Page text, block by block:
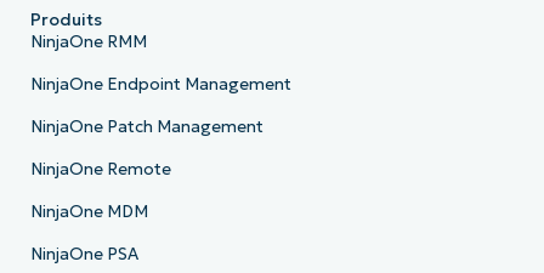
Produits
NinjaOne RMM
NinjaOne Endpoint Management
NinjaOne Patch Management
NinjaOne Remote
NinjaOne MDM
NinjaOne PSA